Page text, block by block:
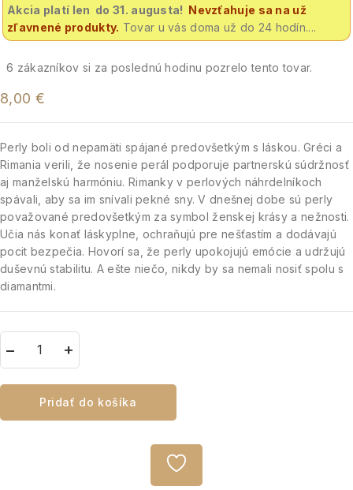
Akcia platí len do 31. augusta! Nevzťahuje sa na už
zľavnené produkty. Tovar u vás doma už do 24 hodín....
6 zákazníkov si za poslednú hodinu pozrelo tento tovar.
8,00 €
Perly boli od nepamäti spájané predovšetkým s láskou. Gréci a
Rimania verili, že nosenie perál podporuje partnerskú súdržnosť
aj manželskú harmóniu. Rimanky v perlových náhrdelníkoch
spávali, aby sa im snívali pekné sny. V dnešnej dobe sú perly
považované predovšetkým za symbol ženskej krásy a nežnosti.
Učia nás konať láskyplne, ochraňujú pre nešťastím a dodávajú
pocit bezpečia. Hovorí sa, že perly upokojujú emócie a udržujú
duševnú stabilitu. A ešte niečo, nikdy by sa nemali nosiť spolu s
diamantmi.
Pridať do košíka